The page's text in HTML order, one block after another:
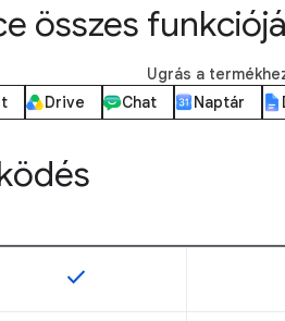
összes
Ugrás a
Drive Chat Naptár
Ez a funkció az adott
check